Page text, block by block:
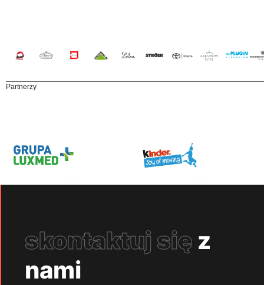
Partnerzy
skontaktuj się z
nami